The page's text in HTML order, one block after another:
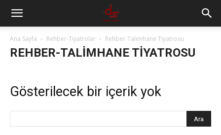
Ana Sayfa Rehber-Tiyatrolar Rehber-Talimhane Tiyatrosu
REHBER-TALIMHANE TIYATROSU
Gösterilecek bir içerik yok